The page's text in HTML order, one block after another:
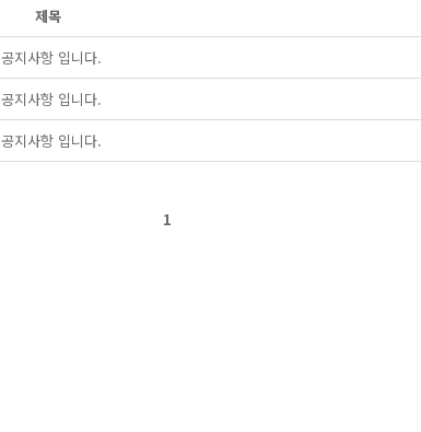
제목
공지사항 입니다.
공지사항 입니다.
공지사항 입니다.
1